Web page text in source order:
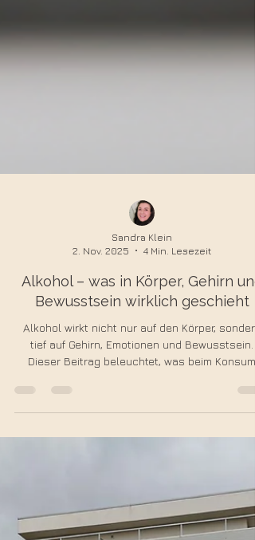
2. Nov. 2025
4 Min. Lesezeit
Alkohol – was in Körper, Gehirn und
Bewusstsein wirklich geschieht
Alkohol wirkt nicht nur auf den Körper, sondern
wirklich geschieht – biochemisch,